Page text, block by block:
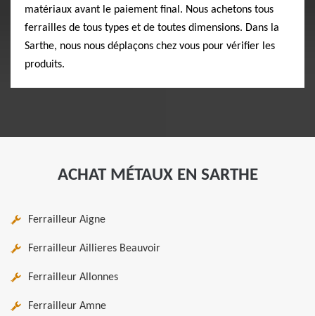
matériaux avant le paiement final. Nous achetons tous
ferrailles de tous types et de toutes dimensions. Dans la
Sarthe, nous nous déplaçons chez vous pour vérifier les
produits.
ACHAT MÉTAUX EN SARTHE
Ferrailleur Aigne
Ferrailleur Aillieres Beauvoir
Ferrailleur Allonnes
Ferrailleur Amne